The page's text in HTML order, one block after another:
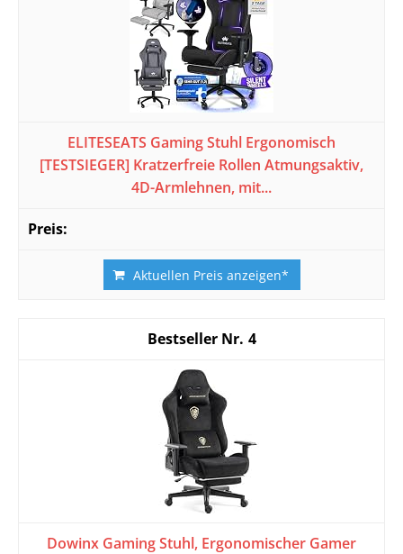
ELITESEATS Gaming Stuhl Ergonomisch
[TESTSIEGER] Kratzerfreie Rollen Atmungsaktiv,
4D-Armlehnen, mit...
Aktuellen Preis anzeigen*
4
Dowinx Gaming Stuhl, Ergonomischer Gamer